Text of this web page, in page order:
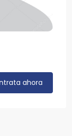
ahora